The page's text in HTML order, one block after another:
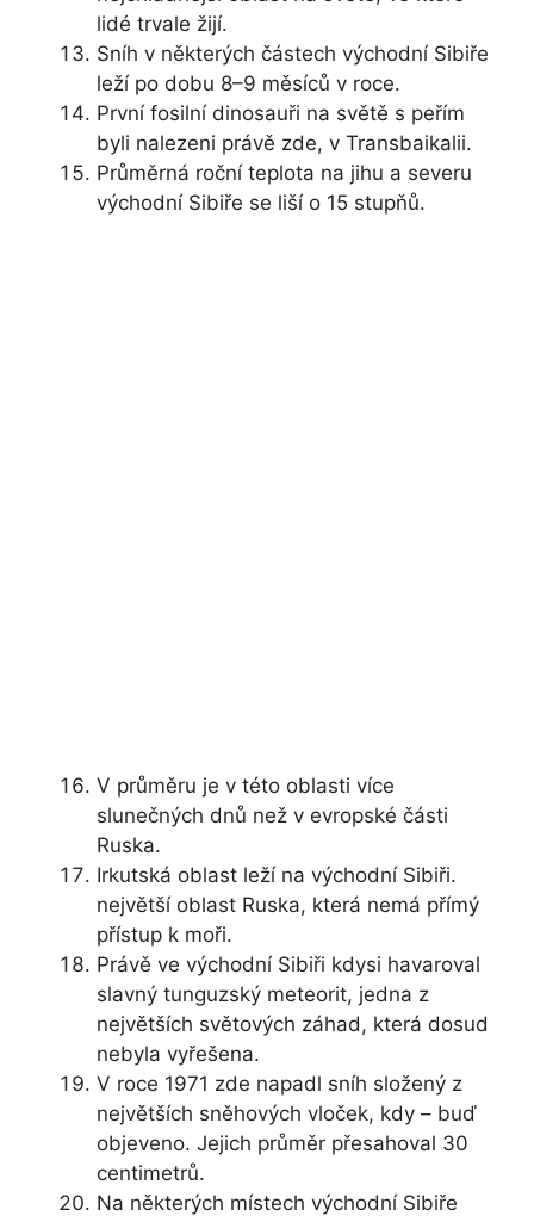
lidé trvale žijí.
Sníh v některých částech východní Sibiře
leží po dobu 8–9 měsíců v roce.
První fosilní dinosauři na světě s peřím
byli nalezeni právě zde, v Transbaikalii.
Průměrná roční teplota na jihu a severu
východní Sibiře se liší o 15 stupňů.
V průměru je v této oblasti více
slunečných dnů než v evropské části
Ruska.
Irkutská oblast leží na východní Sibiři.
největší oblast Ruska, která nemá přímý
přístup k moři.
Právě ve východní Sibiři kdysi havaroval
slavný tunguzský meteorit, jedna z
největších světových záhad, která dosud
nebyla vyřešena.
V roce 1971 zde napadl sníh složený z
největších sněhových vloček, kdy – buď
objeveno. Jejich průměr přesahoval 30
centimetrů.
Na některých místech východní Sibiře